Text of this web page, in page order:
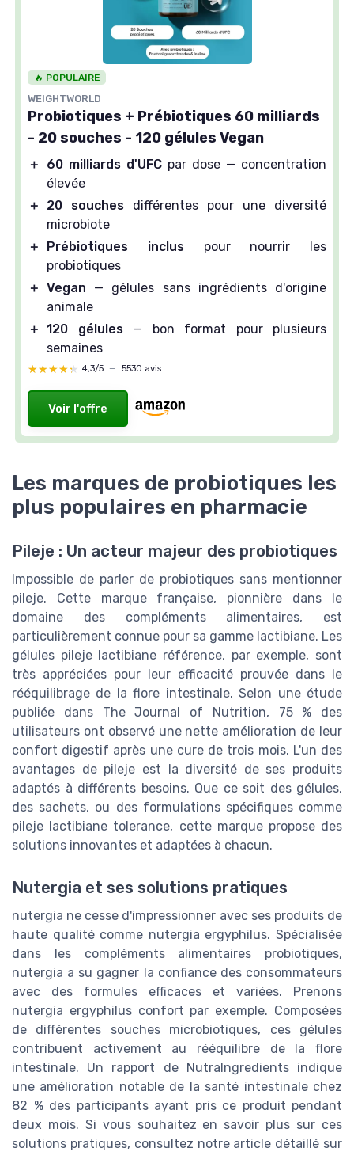
🔥 POPULAIRE
WEIGHTWORLD
Probiotiques + Prébiotiques 60 milliards
- 20 souches - 120 gélules Vegan
＋ 60 milliards d'UFC par dose — concentration
élevée
＋
20 souches différentes pour une diversité
microbiote
＋
Prébiotiques incluspour nourrir les
probiotiques
＋ Vegan — gélules sans ingrédients d'origine
animale
＋ 120 gélules— bon format pour plusieurs
semaines
★★★★★
★★★★★ 4,3/5 — 5530 avis
Voir l'offre
Les marques de probiotiques les
plus populaires en pharmacie
Pileje : Un acteur majeur des probiotiques
Impossible de parler de probiotiques sans mentionner
pileje. Cette marque française, pionnière dans le
domaine des compléments alimentaires, est
particulièrement connue pour sa gamme lactibiane. Les
gélules pileje lactibiane référence, par exemple, sont
très appréciées pour leur efficacité prouvée dans le
rééquilibrage de la flore intestinale. Selon une étude
publiée dans The Journal of Nutrition, 75 % des
utilisateurs ont observé une nette amélioration de leur
confort digestif après une cure de trois mois. L'un des
avantages de pileje est la diversité de ses produits
adaptés à différents besoins. Que ce soit des gélules,
des sachets, ou des formulations spécifiques comme
pileje lactibiane tolerance, cette marque propose des
solutions innovantes et adaptées à chacun.
Nutergia et ses solutions pratiques
nutergia ne cesse d'impressionner avec ses produits de
haute qualité comme nutergia ergyphilus. Spécialisée
dans les compléments alimentaires probiotiques,
nutergia a su gagner la confiance des consommateurs
avec des formules efficaces et variées. Prenons
nutergia ergyphilus confort par exemple. Composées
de différentes souches microbiotiques, ces gélules
contribuent activement au rééquilibre de la flore
intestinale. Un rapport de NutraIngredients indique
une amélioration notable de la santé intestinale chez
82 % des participants ayant pris ce produit pendant
deux mois. Si vous souhaitez en savoir plus sur ces
solutions pratiques, consultez notre article détaillé sur